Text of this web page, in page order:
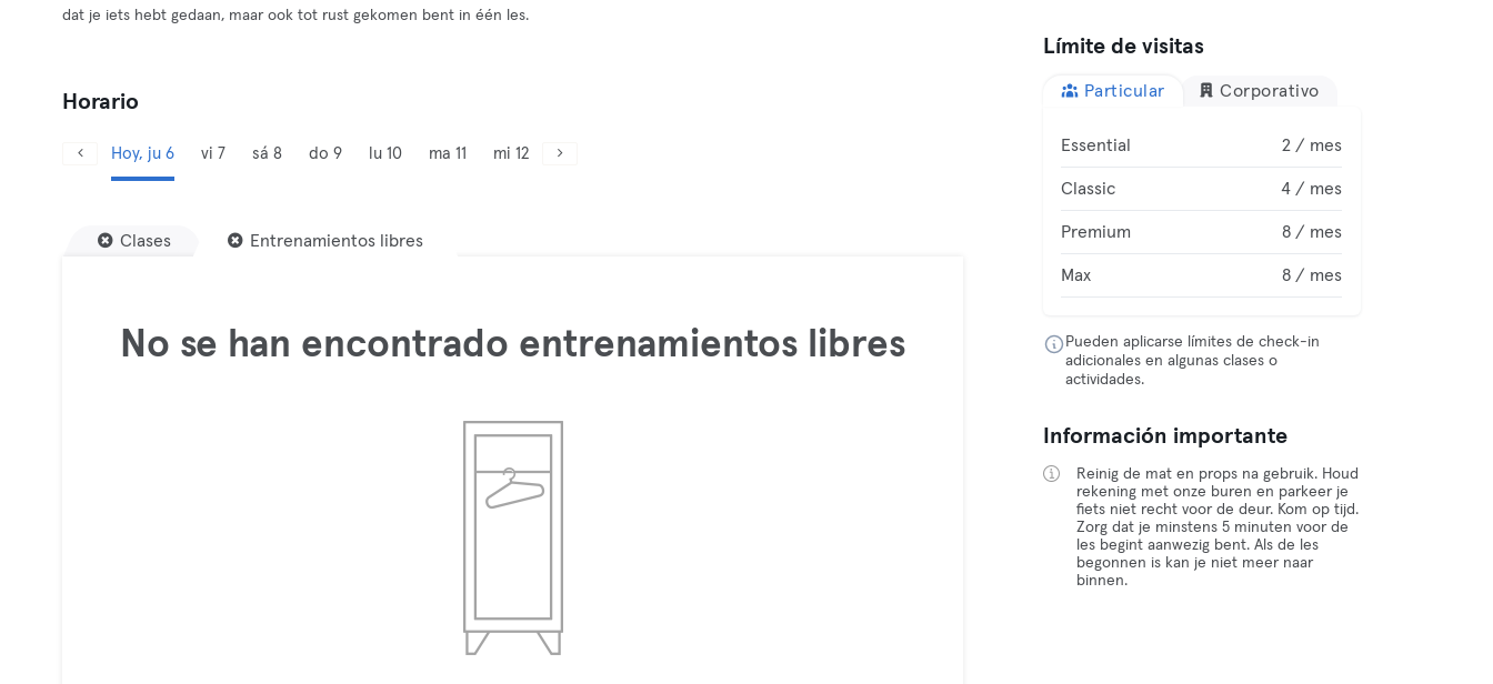
dat je iets hebt gedaan, maar ook tot rust gekomen bent in één les.
Horario
Hoy, ju 6 vi 7 sá 8 do 9 lu 10 ma 11 mi 12
Clases Entrenamientos libres
No se han encontrado entrenamientos libres
Límite de visitas
Particular Corporativo
Essential 2 / mes
Classic 4 / mes
Premium 8 / mes
Max 8 / mes
Pueden aplicarse límites de check-in
adicionales en algunas clases o
actividades.
Información importante
Reinig de mat en props na gebruik. Houd
rekening met onze buren en parkeer je
fiets niet recht voor de deur. Kom op tijd.
Zorg dat je minstens 5 minuten voor de
les begint aanwezig bent. Als de les
begonnen is kan je niet meer naar
binnen.